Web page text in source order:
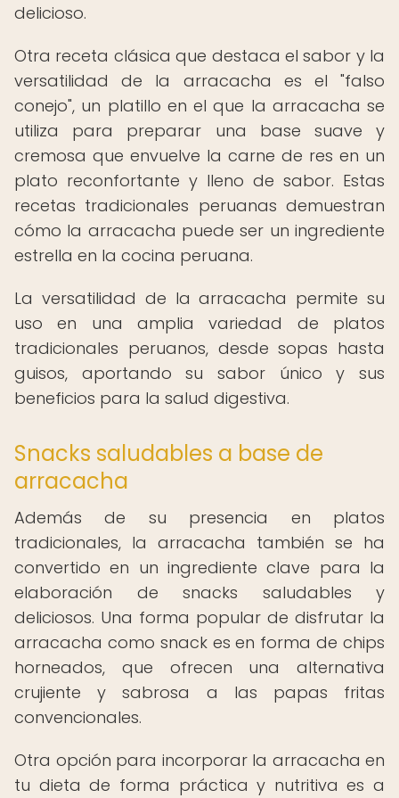
delicioso.
Otra receta clásica que destaca el sabor y la
versatilidad de la arracacha es el "falso
conejo", un platillo en el que la arracacha se
utiliza para preparar una base suave y
cremosa que envuelve la carne de res en un
plato reconfortante y lleno de sabor. Estas
recetas tradicionales peruanas demuestran
cómo la arracacha puede ser un ingrediente
estrella en la cocina peruana.
La versatilidad de la arracacha permite su
uso en una amplia variedad de platos
tradicionales peruanos, desde sopas hasta
guisos, aportando su sabor único y sus
beneficios para la salud digestiva.
Snacks saludables a base de
arracacha
Además de su presencia en platos
tradicionales, la arracacha también se ha
convertido en un ingrediente clave para la
elaboración de snacks saludables y
deliciosos. Una forma popular de disfrutar la
arracacha como snack es en forma de chips
horneados, que ofrecen una alternativa
crujiente y sabrosa a las papas fritas
convencionales.
Otra opción para incorporar la arracacha en
tu dieta de forma práctica y nutritiva es a